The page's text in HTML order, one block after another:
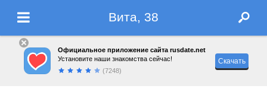
Вита, 38
Официальное приложение сайта rusdate.net
Установите наши знакомства сейчас!
(7248)
Скачать